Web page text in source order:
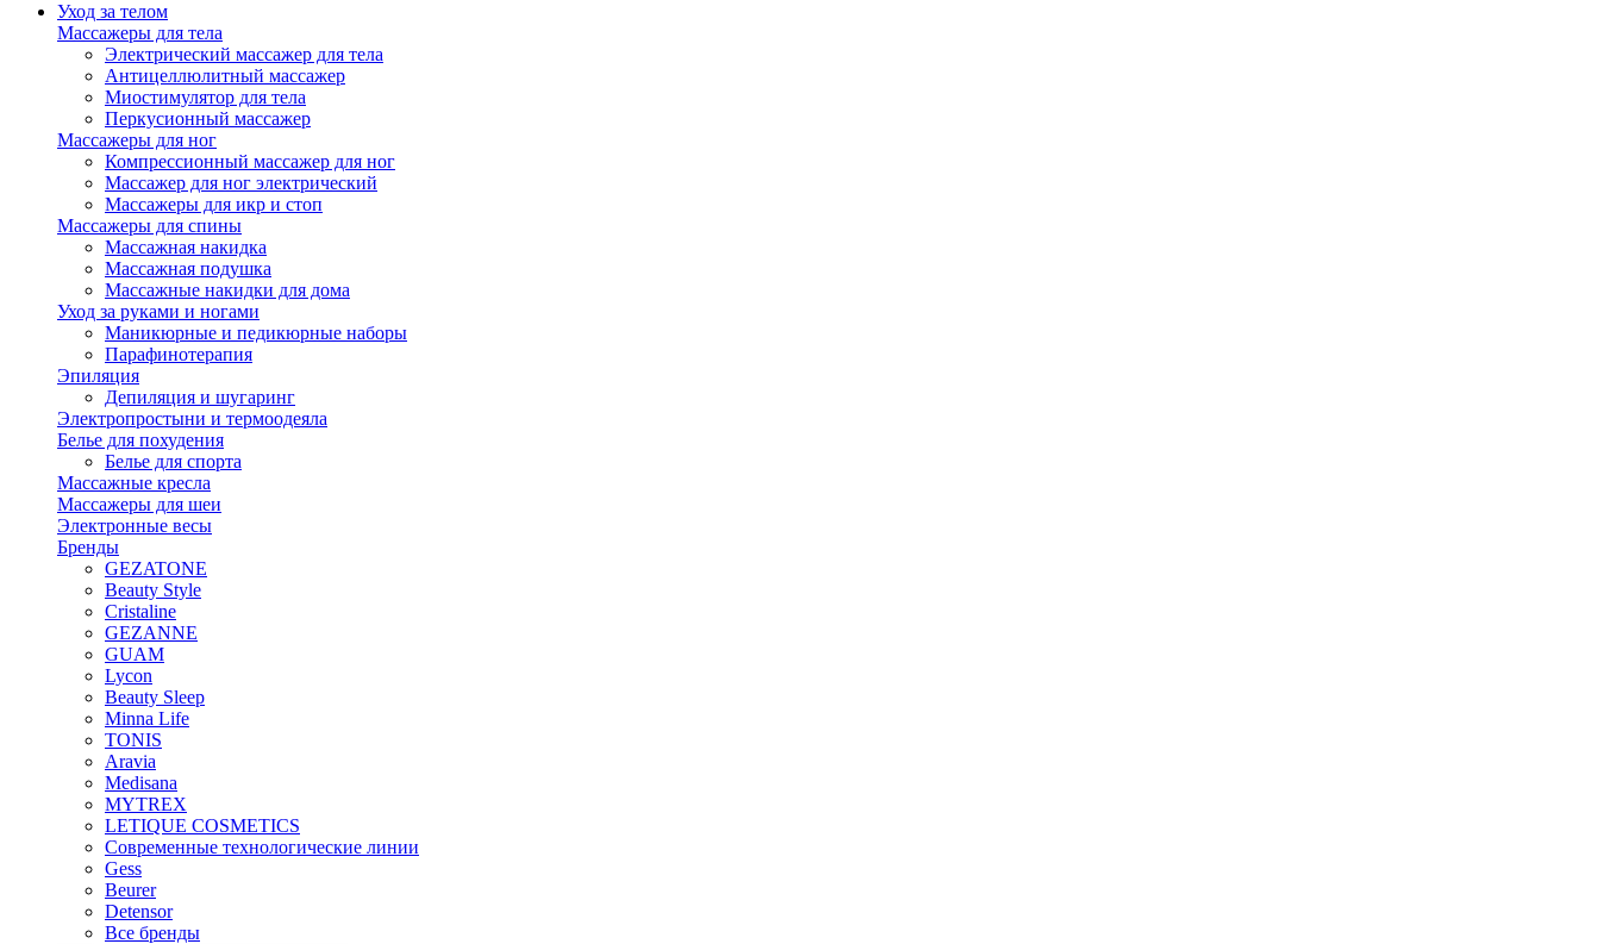
Уход за телом
Массажеры для тела
Электрический массажер для тела
Антицеллюлитный массажер
Миостимулятор для тела
Перкусионный массажер
Массажеры для ног
Компрессионный массажер для ног
Массажер для ног электрический
Массажеры для икр и стоп
Массажеры для спины
Массажная накидка
Массажная подушка
Массажные накидки для дома
Уход за руками и ногами
Маникюрные и педикюрные наборы
Парафинотерапия
Эпиляция
Депиляция и шугаринг
Электропростыни и термоодеяла
Белье для похудения
Белье для спорта
Массажные кресла
Массажеры для шеи
Электронные весы
Бренды
GEZATONE
Beauty Style
Cristaline
GEZANNE
GUAM
Lycon
Beauty Sleep
Minna Life
TONIS
Aravia
Medisana
MYTREX
LETIQUE COSMETICS
Современные технологические линии
Gess
Beurer
Detensor
Все бренды